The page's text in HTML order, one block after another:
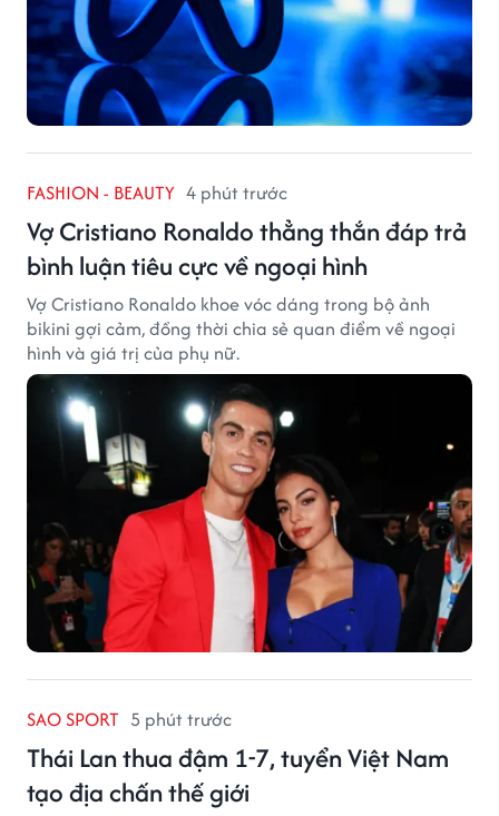
FASHION - BEAUTY 4 phút trước
Vợ Cristiano Ronaldo thẳng thắn đáp trả
bình luận tiêu cực về ngoại hình
Vợ Cristiano Ronaldo khoe vóc dáng trong bộ ảnh
bikini gợi cảm, đồng thời chia sẻ quan điểm về ngoại
hình và giá trị của phụ nữ.
SAO SPORT 5 phút trước
Thái Lan thua đậm 1-7, tuyển Việt Nam
tạo địa chấn thế giới